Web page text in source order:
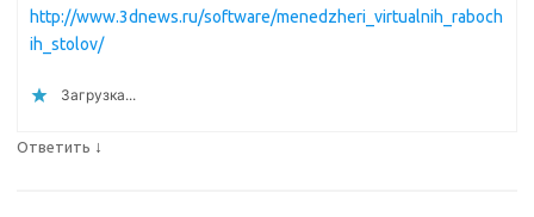
http://www.3dnews.ru/software/menedzheri_virtualnih_raboch
ih_stolov/
Загрузка...
Ответить ↓